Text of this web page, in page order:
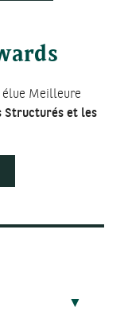
élue Meilleure
Structurés et les